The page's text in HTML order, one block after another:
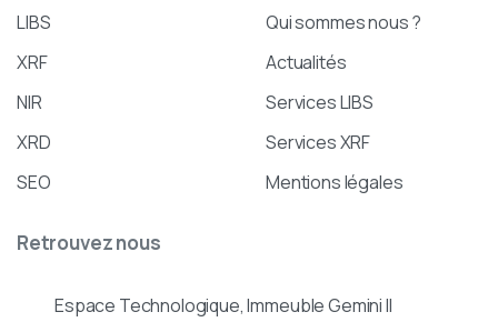
LIBS
XRF
NIR
XRD
SEO
Qui sommes nous ?
Actualités
Services LIBS
Services XRF
Mentions légales
Retrouveznous
Espace Technologique, Immeuble Gemini II